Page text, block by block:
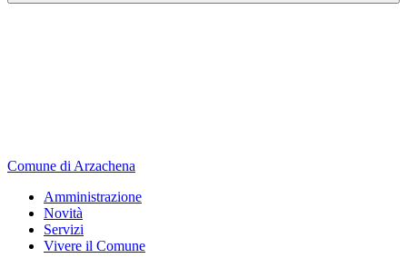
Comune di Arzachena
Amministrazione
Novità
Servizi
Vivere il Comune